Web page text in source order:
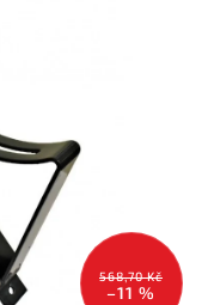
568,70 Kč
–11 %